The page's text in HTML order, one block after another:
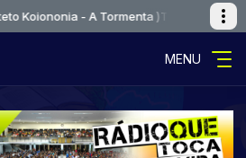
- A Tormenta )Tocando agora:
MENU